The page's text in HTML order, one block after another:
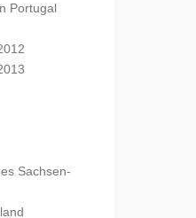
Portugal
Sachsen-